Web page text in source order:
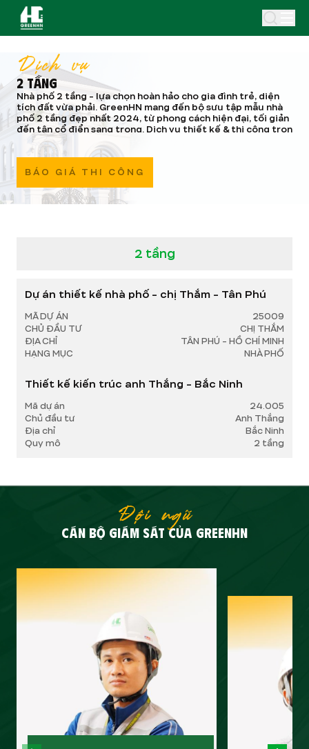
BÁO GIÁ THI CÔNG
Dịch vụ
2 TẦNG
Nhà phố 2 tầng - lựa chọn hoàn hảo cho gia đình trẻ, diện
tích đất vừa phải. GreenHN mang đến bộ sưu tập mẫu nhà
phố 2 tầng đẹp nhất 2024, từ phong cách hiện đại, tối giản
đến tân cổ điển sang trọng. Dịch vụ thiết kế & thi công trọn
gói, đảm bảo chất lượng, thẩm mỹ và tối ưu chi phí cho gia
đình bạn.
2 tầng
Dự án thiết kế nhà phố - chị Thắm - Tân Phú
MÃ DỰ ÁN
25009
CHỦ ĐẦU TƯ
CHỊ THẮM
ĐỊA CHỈ
TÂN PHÚ - HỒ CHÍ MINH
HẠNG MỤC
NHÀ PHỐ
Thiết kế kiến trúc anh Thắng - Bắc Ninh
Mã dự án
24.005
Chủ đầu tư
Anh Thắng
Địa chỉ
Bắc Ninh
Quy mô
2 tầng
Đội ngũ
CÁN BỘ GIÁM SÁT CỦA GREENHN